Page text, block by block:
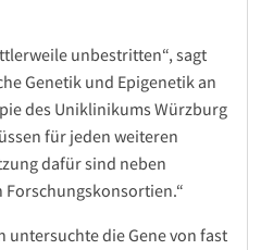
unbestritten“, sagt
Genetik und Epigenetik an
des Uniklinikums Würzburg
für jeden weiteren
dafür sind neben
untersuchte die Gene von fast